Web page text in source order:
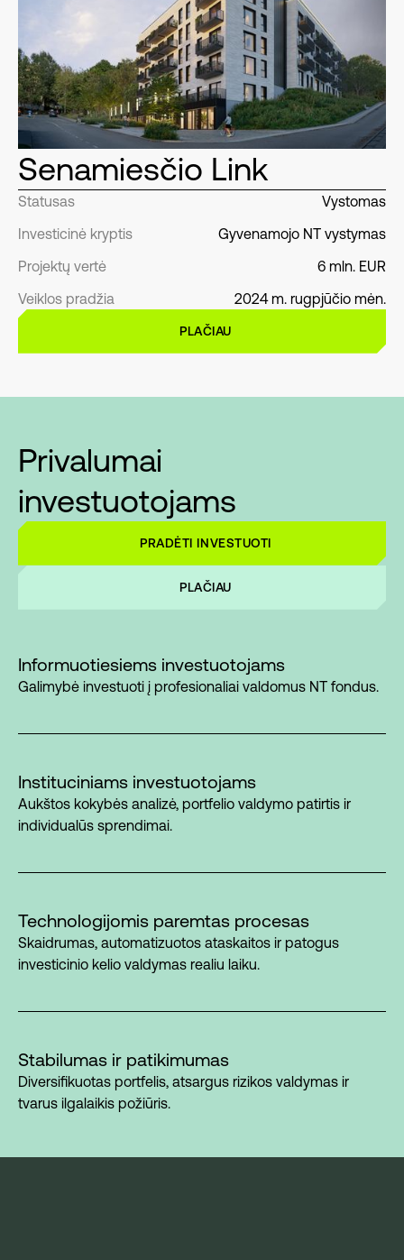
Senamiesčio Link
Statusas
Vystomas
Investicinė kryptis
Gyvenamojo NT vystymas
Projektų vertė
6 mln. EUR
Veiklos pradžia
2024 m. rugpjūčio mėn.
PLAČIAU
Privalumai
investuotojams
PRADĖTI INVESTUOTI
PLAČIAU
Informuotiesiems investuotojams
Galimybė investuoti į profesionaliai valdomus NT fondus.
Instituciniams investuotojams
Aukštos kokybės analizė, portfelio valdymo patirtis ir
individualūs sprendimai.
Technologijomis paremtas procesas
Skaidrumas, automatizuotos ataskaitos ir patogus
investicinio kelio valdymas realiu laiku.
Stabilumas ir patikimumas
Diversifikuotas portfelis, atsargus rizikos valdymas ir
tvarus ilgalaikis požiūris.